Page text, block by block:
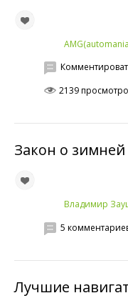
2139
Закон о
Владимир
5
Лучшие